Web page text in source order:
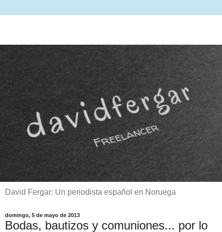
David Fergar: Un periodista español en Noruega
domingo, 5 de mayo de 2013
Bodas, bautizos y comuniones... por lo